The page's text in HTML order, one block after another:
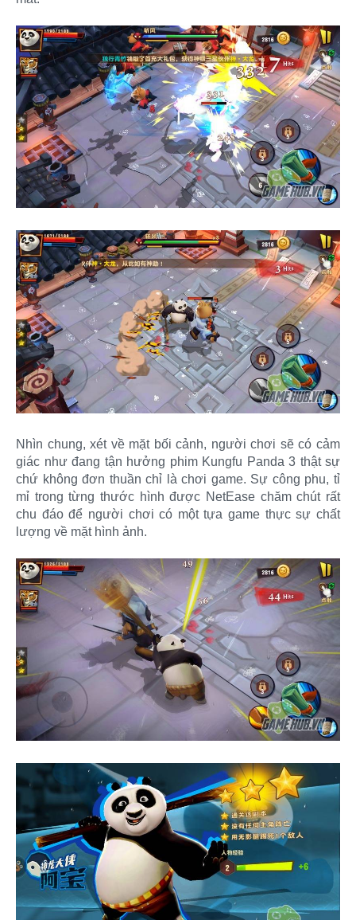
Nhìn chung, xét về mặt bối cảnh, người chơi sẽ có cảm
giác như đang tận hưởng phim Kungfu Panda 3 thật sự
chứ không đơn thuần chỉ là chơi game. Sự công phu, tỉ
mỉ trong từng thước hình được NetEase chăm chút rất
chu đáo để người chơi có một tựa game thực sự chất
lượng về mặt hình ảnh.